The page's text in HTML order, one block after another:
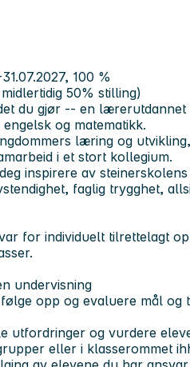
100 %
50% stilling)
du gjør -- en lærerutdannet
og matematikk.
læring og
i et stort kollegium.
inspirere av steinerskolens
faglig trygghet,
for individuelt tilrettelagt
undervisning
opp og evaluere mål og
utfordringer og vurdere
eller i klasserommet